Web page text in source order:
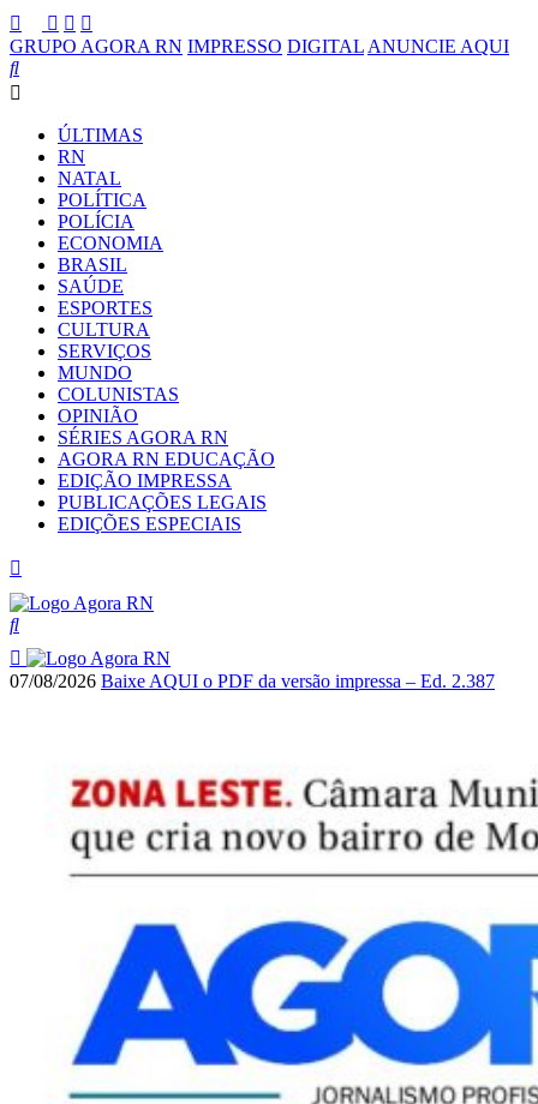
GRUPO AGORA RN IMPRESSO DIGITAL ANUNCIE AQUI
ÚLTIMAS
RN
NATAL
POLÍTICA
POLÍCIA
ECONOMIA
BRASIL
SAÚDE
ESPORTES
CULTURA
SERVIÇOS
MUNDO
COLUNISTAS
OPINIÃO
SÉRIES AGORA RN
AGORA RN EDUCAÇÃO
EDIÇÃO IMPRESSA
PUBLICAÇÕES LEGAIS
EDIÇÕES ESPECIAIS
07/08/2026 Baixe AQUI o PDF da versão impressa – Ed. 2.387